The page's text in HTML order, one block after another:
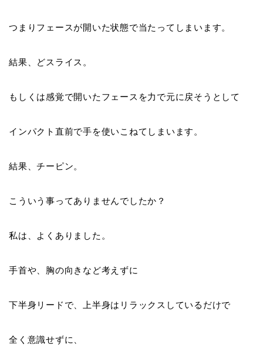
つまりフェースが開いた状態で当たってしまいます。
結果、 どスライス。
もしくは感覚で開いたフェースを力で元に戻そうとして
インパクト直前で手を使いこねてしまいます。
結果、チーピン。
こういう事ってありませんでしたか？
私は、よくありました。
手首や、胸の向きなど考えずに
下半身リードで、上半身はリラックスしているだけで
全く意識せずに、